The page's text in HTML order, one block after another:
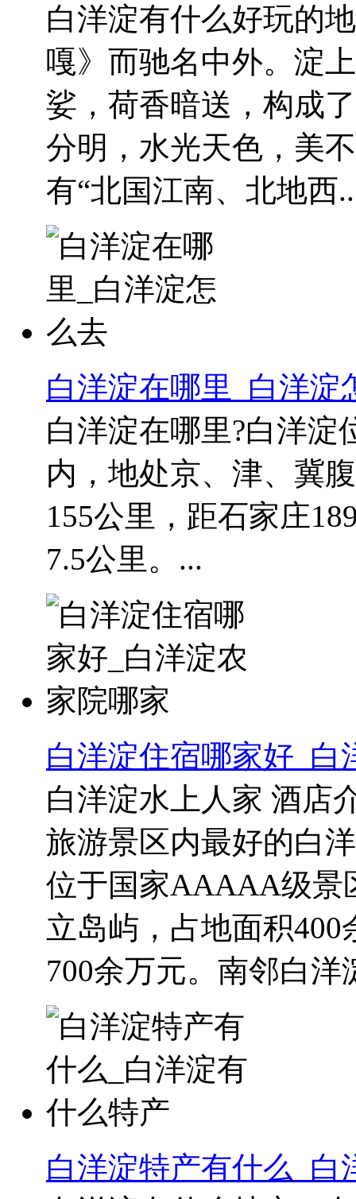
白洋淀有什么好玩的
嘎》而驰名中外。淀
娑，荷香暗送，构成
分明，水光天色，美
有“北国江南、北地西
白洋淀在哪里_白洋淀
白洋淀在哪里?白洋淀
内，地处京、津、冀
155公里，距石家庄
7.5公里。...
白洋淀住宿哪家好_白
白洋淀水上人家 酒店
旅游景区内最好的白
位于国家AAAAA级景
立岛屿，占地面积
700余万元。南邻白洋
白洋淀特产有什么_白